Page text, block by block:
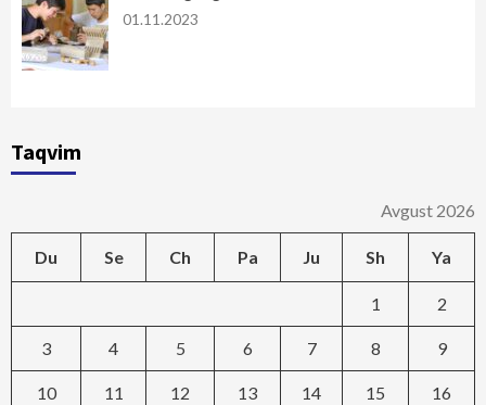
01.11.2023
Taqvim
Avgust 2026
Du Se Ch Pa Ju Sh Ya
1 2
3 4 5 6 7 8 9
10 11 12 13 14 15 16